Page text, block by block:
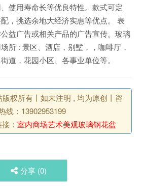
使用寿命长等优良特性。款式可定
，挑选余地大经济实惠等优点。 表
益广告或相关产品的广告宣传。玻璃
所 : 景区、酒店，别墅，，咖啡厅，
道，花园小区、各事业单位等。
权所有丨如未注明 , 均为原创丨咨
线：13902953199
： 室内商场艺术美观玻璃钢花盆
分享 (0)